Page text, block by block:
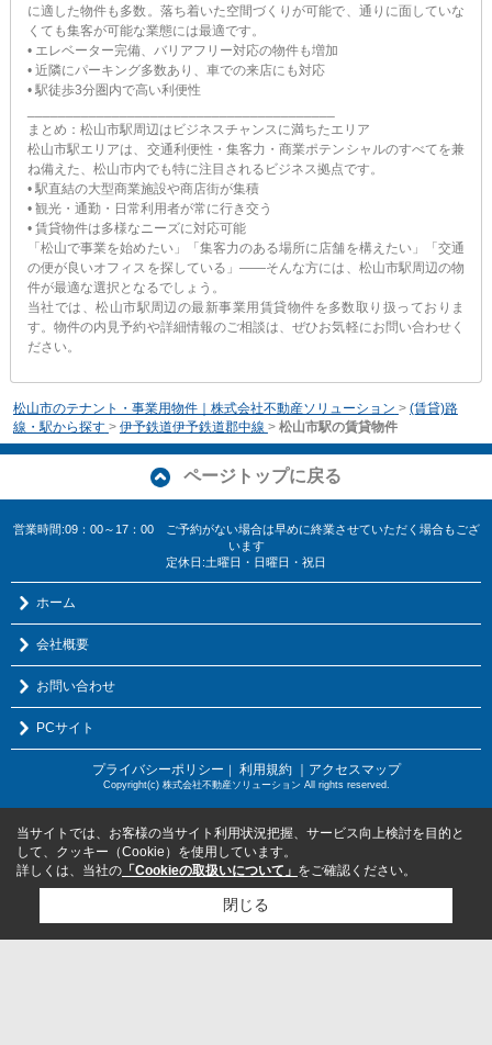
に適した物件も多数。落ち着いた空間づくりが可能で、通りに面していな
くても集客が可能な業態には最適です。
• エレベーター完備、バリアフリー対応の物件も増加
• 近隣にパーキング多数あり、車での来店にも対応
• 駅徒歩3分圏内で高い利便性
まとめ：松山市駅周辺はビジネスチャンスに満ちたエリア
松山市駅エリアは、交通利便性・集客力・商業ポテンシャルのすべてを兼
ね備えた、松山市内でも特に注目されるビジネス拠点です。
• 駅直結の大型商業施設や商店街が集積
• 観光・通勤・日常利用者が常に行き交う
• 賃貸物件は多様なニーズに対応可能
「松山で事業を始めたい」「集客力のある場所に店舗を構えたい」「交通
の便が良いオフィスを探している」――そんな方には、松山市駅周辺の物
件が最適な選択となるでしょう。
当社では、松山市駅周辺の最新事業用賃貸物件を多数取り扱っておりま
す。物件の内見予約や詳細情報のご相談は、ぜひお気軽にお問い合わせく
ださい。
松山市のテナント・事業用物件｜株式会社不動産ソリューション > (賃貸)路
線・駅から探す > 伊予鉄道伊予鉄道郡中線 > 松山市駅の賃貸物件
ページトップに戻る
営業時間:09：00～17：00 ご予約がない場合は早めに終業させていただく場合もござ
います
定休日:土曜日・日曜日・祝日
ホーム
会社概要
お問い合わせ
PCサイト
プライバシーポリシー ｜ 利用規約 ｜アクセスマップ
Copyright(c) 株式会社不動産ソリューション All rights reserved.
当サイトでは、お客様の当サイト利用状況把握、サービス向上検討を目的と
して、クッキー（Cookie）を使用しています。
詳しくは、当社の 「Cookieの取扱いについて」 をご確認ください。
閉じる